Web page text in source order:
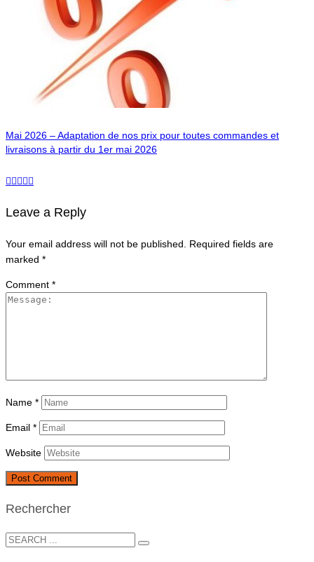
Mai 2026 – Adaptation de nos prix pour toutes commandes et
livraisons à partir du 1er mai 2026
Leave a Reply
Your email address will not be published.
Required fields are
marked *
Comment *
Name *
Email *
Website
Rechercher